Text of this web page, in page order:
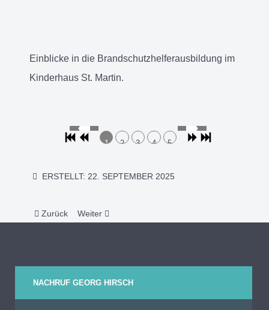
Einblicke in die Brandschutzhelferausbildung im
Kinderhaus St. Martin.
1 2 3 4 5
ERSTELLT: 22. SEPTEMBER 2025
Vorheriger Beitrag: Kindersegnung im Kinderhaus
Zurück Nächster Beitrag: Abschlussaktion im
Weiter
NACHRUF GEORG HIRSCH